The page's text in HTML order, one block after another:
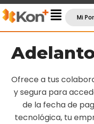
Main
Menu
Mi
Ofrece a tus
y segura para
de la fecha de
tecnológica, tu